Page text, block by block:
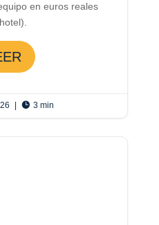
en euros reales
 3 min